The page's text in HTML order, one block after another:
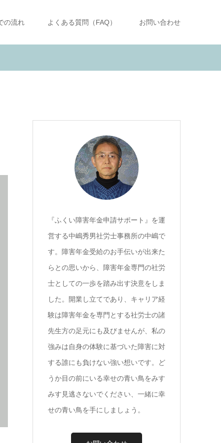
の流れ よくある質問（FAQ） お問い合わせ
『ふくい障害年金申請サポート』を運
営する中嶋秀男社労士事務所の中嶋で
す。障害年金受給のお手伝いが出来た
らとの思いから、障害年金専門の社労
士としての一歩を踏み出す決意をしま
した。開業し立てであり、キャリア経
験は障害年金を専門とする社労士の諸
先生方の足元にも及びませんが、私の
強みは自身の体験に基づいた障害に対
する誰にも負けない強い想いです。ど
うか目の前にいる幸せの青い鳥をみす
みす見逃さないでください、一緒に幸
せの青い鳥を手にしましょう。